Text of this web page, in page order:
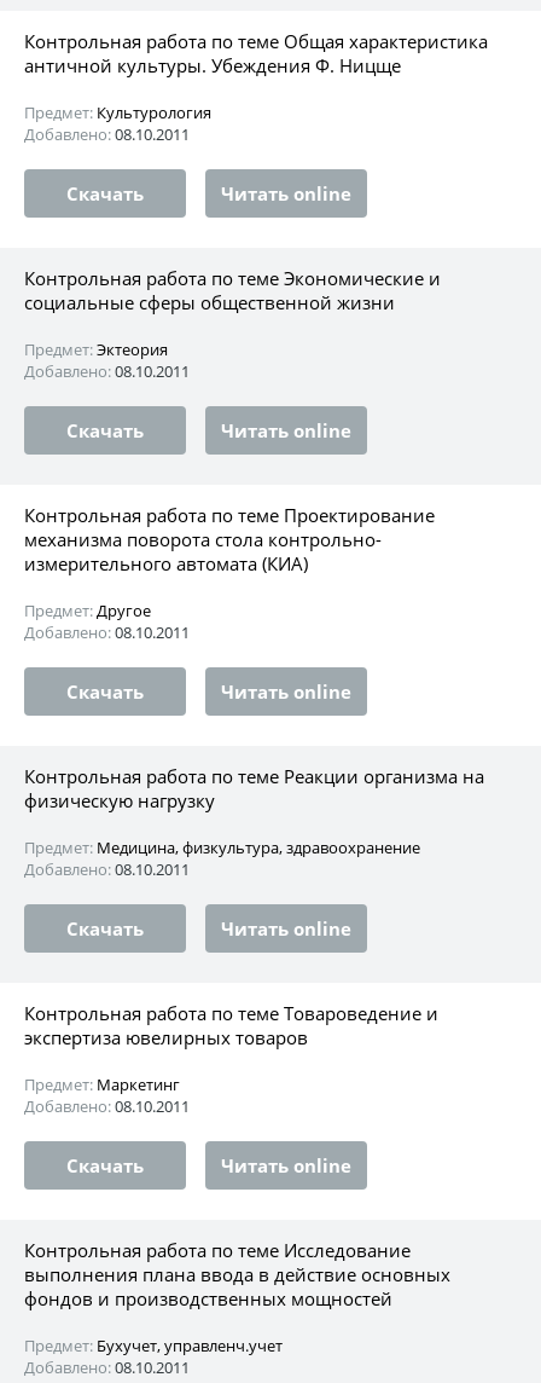
Контрольная работа по теме Общая характеристика
античной культуры. Убеждения Ф. Ницще
Предмет: Культурология
Добавлено:08.10.2011
Скачать Читать online
Контрольная работа по теме Экономические и
социальные сферы общественной жизни
Предмет:Эктеория
Добавлено:08.10.2011
Скачать Читать online
Контрольная работа по теме Проектирование
механизма поворота стола контрольно-
измерительного автомата (КИА)
Предмет:Другое
Добавлено:08.10.2011
Скачать Читать online
Контрольная работа по теме Реакции организма на
физическую нагрузку
Предмет: Медицина, физкультура, здравоохранение
Добавлено:08.10.2011
Скачать Читать online
Контрольная работа по теме Товароведение и
экспертиза ювелирных товаров
Предмет: Маркетинг
Добавлено:08.10.2011
Скачать Читать online
Контрольная работа по теме Исследование
выполнения плана ввода в действие основных
фондов и производственных мощностей
Предмет: Бухучет, управленч.учет
Добавлено:08.10.2011